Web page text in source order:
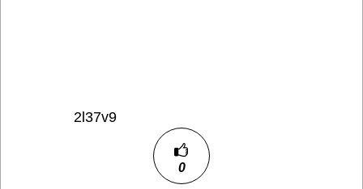
2l37v9
0